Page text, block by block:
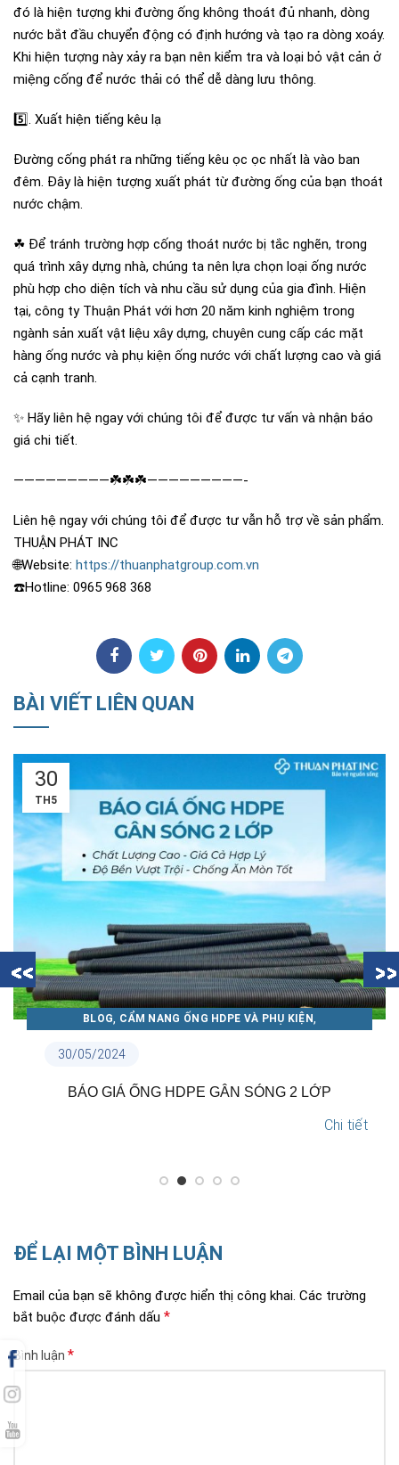
đó là hiện tượng khi đường ống không thoát đủ nhanh, dòng
nước bắt đầu chuyển động có định hướng và tạo ra dòng xoáy.
Khi hiện tượng này xảy ra bạn nên kiểm tra và loại bỏ vật cản ở
miệng cống để nước thải có thể dễ dàng lưu thông.
5️⃣. Xuất hiện tiếng kêu lạ
Đường cống phát ra những tiếng kêu ọc ọc nhất là vào ban
đêm. Đây là hiện tượng xuất phát từ đường ống của bạn thoát
nước chậm.
☘ Để tránh trường hợp cống thoát nước bị tắc nghẽn, trong
quá trình xây dựng nhà, chúng ta nên lựa chọn loại ống nước
phù hợp cho diện tích và nhu cầu sử dụng của gia đình. Hiện
tại, công ty Thuận Phát với hơn 20 năm kinh nghiệm trong
ngành sản xuất vật liệu xây dựng, chuyên cung cấp các mặt
hàng ống nước và phụ kiện ống nước với chất lượng cao và giá
cả cạnh tranh.
✨ Hãy liên hệ ngay với chúng tôi để được tư vấn và nhận báo
giá chi tiết.
—————————☘️☘️☘️—————————-
Liên hệ ngay với chúng tôi để được tư vẫn hỗ trợ về sản phẩm.
THUẬN PHÁT INC
🌐Website: https://thuanphatgroup.com.vn
☎️Hotline: 0965 968 368
BÀI VIẾT LIÊN QUAN
30
TH5
30/05/2024
BLOG, CẨM NANG ỐNG HDPE VÀ PHỤ KIỆN,
BÁO GIÁ ỐNG HDPE GÂN SÓNG 2 LỚP
Chi tiết
ĐỂ LẠI MỘT BÌNH LUẬN
Email của bạn sẽ không được hiển thị công khai. Các trường
bắt buộc được đánh dấu *
Bình luận *